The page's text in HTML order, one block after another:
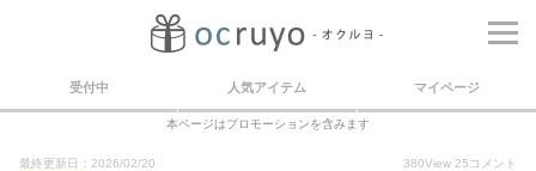
受付中 人気アイテム マイページ
本ページはプロモーションを含みます
最終更新日：2026/02/20 380View 25 コメント